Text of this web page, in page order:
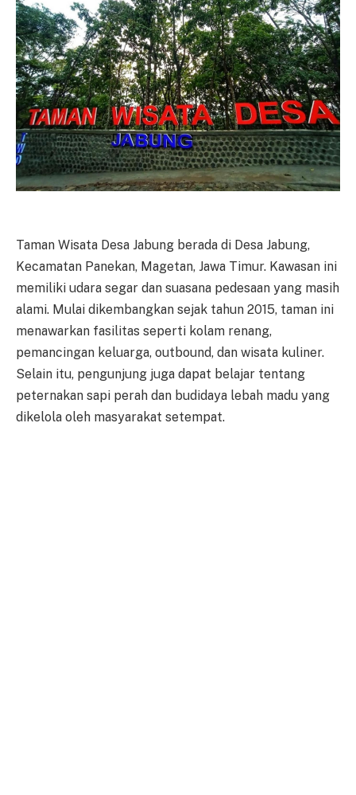
Taman Wisata Desa Jabung berada di Desa Jabung,
Kecamatan Panekan, Magetan, Jawa Timur. Kawasan ini
memiliki udara segar dan suasana pedesaan yang masih
alami. Mulai dikembangkan sejak tahun 2015, taman ini
menawarkan fasilitas seperti kolam renang,
pemancingan keluarga, outbound, dan wisata kuliner.
Selain itu, pengunjung juga dapat belajar tentang
peternakan sapi perah dan budidaya lebah madu yang
dikelola oleh masyarakat setempat.